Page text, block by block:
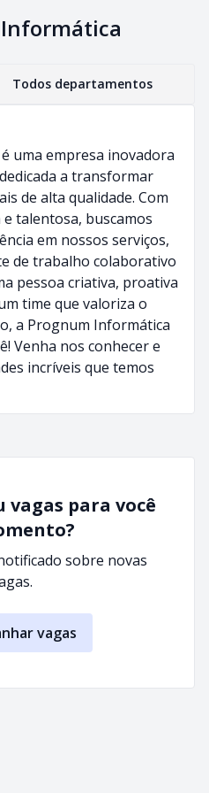
Todos departamentos
uma empresa inovadora
a transformar
de alta qualidade. Com
talentosa, buscamos
em nossos serviços,
de trabalho colaborativo
pessoa criativa, proativa
time que valoriza o
a Prognum Informática
Venha nos conhecer e
incríveis que temos
para você
sobre novas
vagas